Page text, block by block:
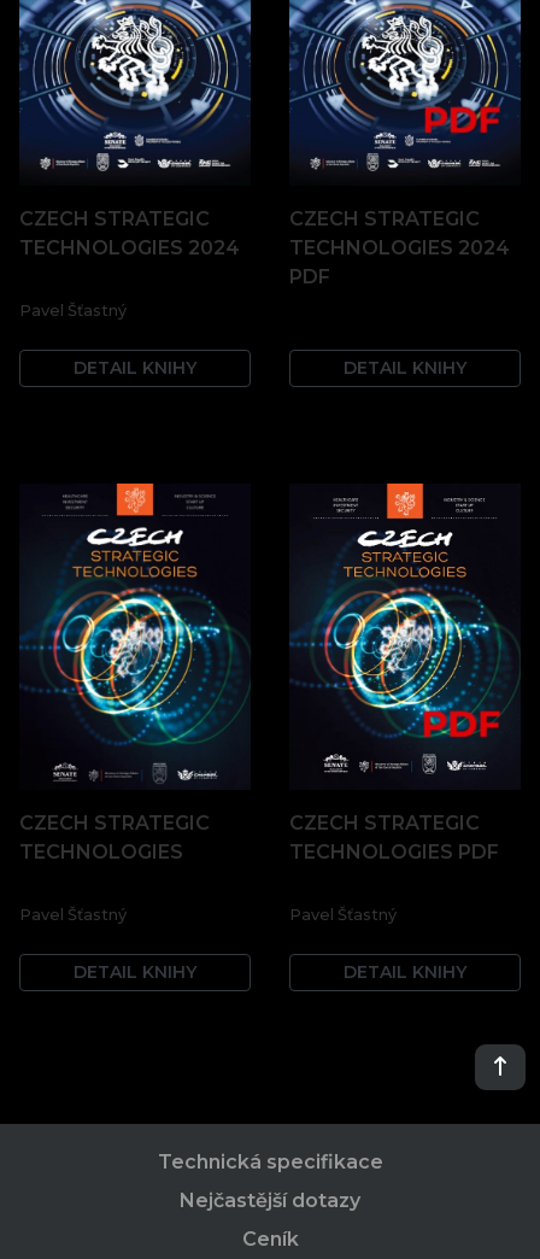
CZECH STRATEGIC
TECHNOLOGIES 2024
Pavel Šťastný
DETAIL KNIHY
CZECH STRATEGIC
TECHNOLOGIES 2024
PDF
DETAIL KNIHY
CZECH STRATEGIC
TECHNOLOGIES
Pavel Šťastný
DETAIL KNIHY
CZECH STRATEGIC
TECHNOLOGIES PDF
Pavel Šťastný
DETAIL KNIHY
Technická specifikace
Nejčastější dotazy
Ceník